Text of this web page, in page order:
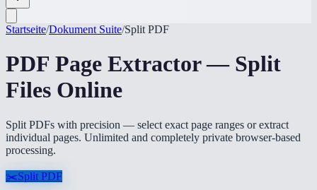
Startseite/Dokument Suite/Split PDF
PDF Page Extractor — Split
Files Online
Split PDFs with precision — select exact page ranges or extract
individual pages. Unlimited and completely private browser-based
processing.
✂️Split PDF